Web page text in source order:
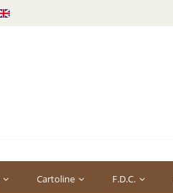
Cartoline F.D.C.